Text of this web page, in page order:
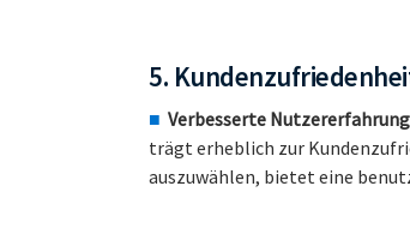
5.
Verbesserte
trägt erheblich zur
auszuwählen, bietet eine